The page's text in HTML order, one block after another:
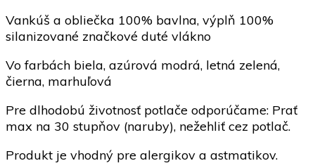
Vankúš a obliečka 100% bavlna, výplň 100%
silanizované značkové duté vlákno
Vo farbách biela, azúrová modrá, letná zelená,
čierna, marhuľová
Pre dlhodobú životnosť potlače odporúčame: Prať
max na 30 stupňov (naruby), nežehliť cez potlač.
Produkt je vhodný pre alergikov a astmatikov.